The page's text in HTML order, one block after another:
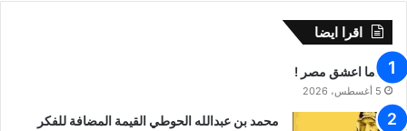
اقرا ايضا
عندما اعشق مصر !
5 أغسطس، 2026
محمد بن عبدالله الحوطي القيمة المضافة للفكر